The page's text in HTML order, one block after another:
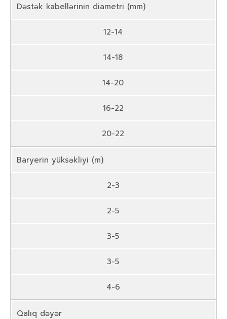
Dəstək kabellərinin diametri (mm)
12-14
14-18
14-20
16-22
20-22
Baryerin yüksəkliyi (m)
2-3
2-5
3-5
3-5
4-6
Qalıq dəyər